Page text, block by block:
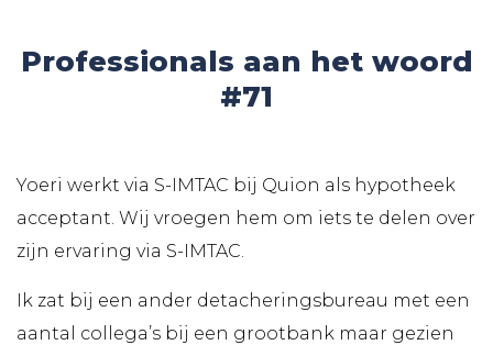
Professionals aan het woord
#71
Yoeri werkt via S-IMTAC bij Quion als hypotheek
acceptant. Wij vroegen hem om iets te delen over
zijn ervaring via S-IMTAC.
Ik zat bij een ander detacheringsbureau met een
aantal collega’s bij een grootbank maar gezien